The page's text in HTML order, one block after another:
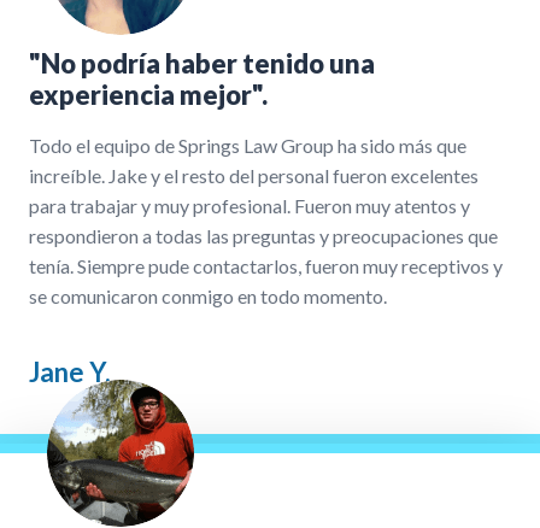
"No podría haber tenido una
experiencia mejor".
Todo el equipo de Springs Law Group ha sido más que
increíble. Jake y el resto del personal fueron excelentes
para trabajar y muy profesional. Fueron muy atentos y
respondieron a todas las preguntas y preocupaciones que
tenía. Siempre pude contactarlos, fueron muy receptivos y
se comunicaron conmigo en todo momento.
Jane Y.